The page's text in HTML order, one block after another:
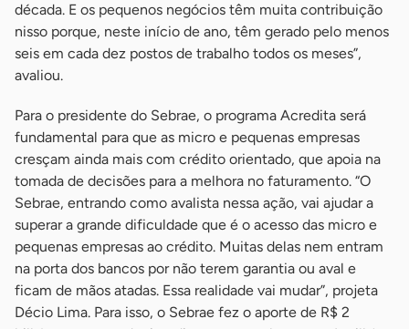
década. E os pequenos negócios têm muita contribuição
nisso porque, neste início de ano, têm gerado pelo menos
seis em cada dez postos de trabalho todos os meses”,
avaliou.
Para o presidente do Sebrae, o programa Acredita será
fundamental para que as micro e pequenas empresas
cresçam ainda mais com crédito orientado, que apoia na
tomada de decisões para a melhora no faturamento. “O
Sebrae, entrando como avalista nessa ação, vai ajudar a
superar a grande dificuldade que é o acesso das micro e
pequenas empresas ao crédito. Muitas delas nem entram
na porta dos bancos por não terem garantia ou aval e
ficam de mãos atadas. Essa realidade vai mudar”, projeta
Décio Lima. Para isso, o Sebrae fez o aporte de R$ 2